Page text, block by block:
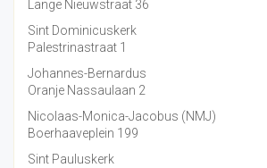
Lange Nieuwstraat 36
Sint Dominicuskerk
Palestrinastraat 1
Johannes-Bernardus
Oranje Nassaulaan 2
Nicolaas-Monica-Jacobus (NMJ)
Boerhaaveplein 199
Sint Pauluskerk